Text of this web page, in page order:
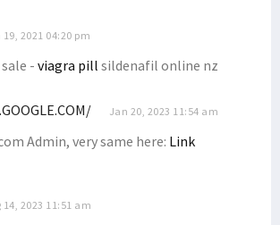
19, 2021 04:20 pm
- viagra pill sildenafil online nz
Jan 20, 2023 11:54 am
Admin, very same here: Link
14, 2023 11:51 am